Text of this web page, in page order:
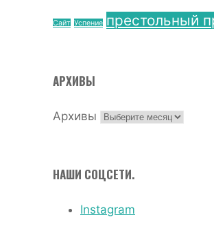
Сайт Успение престольный
АРХИВЫ
Архивы
НАШИ СОЦСЕТИ.
Instagram